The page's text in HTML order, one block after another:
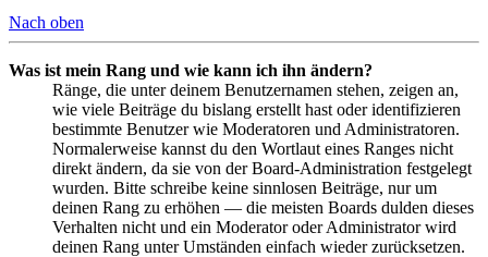
Nach oben
Was ist mein Rang und wie kann ich ihn ändern?
Ränge, die unter deinem Benutzernamen stehen, zeigen an,
wie viele Beiträge du bislang erstellt hast oder identifizieren
bestimmte Benutzer wie Moderatoren und Administratoren.
Normalerweise kannst du den Wortlaut eines Ranges nicht
direkt ändern, da sie von der Board-Administration festgelegt
wurden. Bitte schreibe keine sinnlosen Beiträge, nur um
deinen Rang zu erhöhen — die meisten Boards dulden dieses
Verhalten nicht und ein Moderator oder Administrator wird
deinen Rang unter Umständen einfach wieder zurücksetzen.